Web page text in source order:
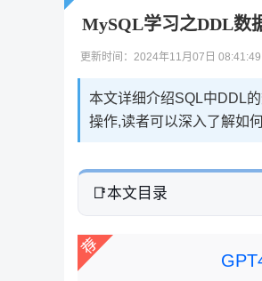
MySQL学习之DDL数
更新时间：2024年11月07日
本文详细介绍SQL中DDL
操作,读者可以深入了解如
本文目录